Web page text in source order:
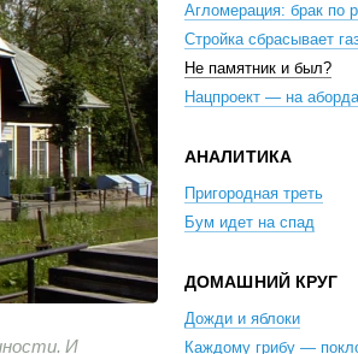
И
Агломерация: брак по
Стройка сбрасывает
Не памятник и был?
Нацпроект — на
АНАЛИТИКА
Пригородная треть
Бум идет на спад
ДОМАШНИЙ КРУГ
Дожди и яблоки
Каждому грибу —